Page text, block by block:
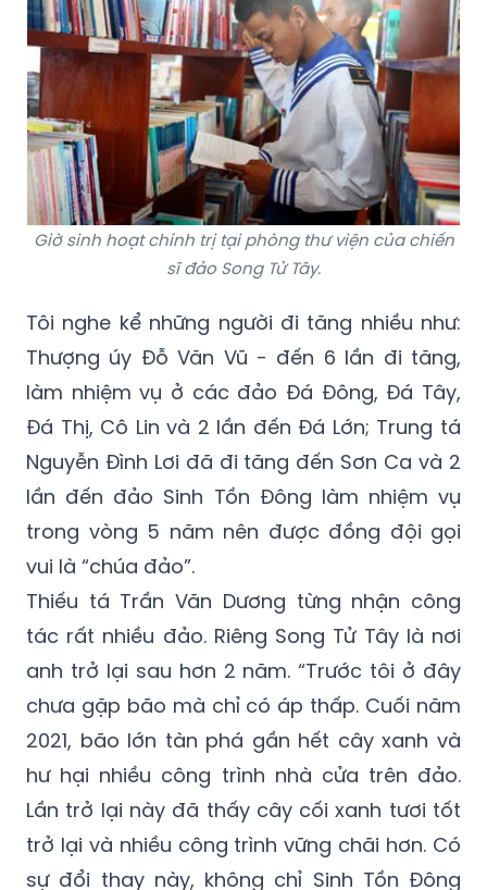
Giờ sinh hoạt chính trị tại phòng thư viện của chiến
sĩ đảo Song Tử Tây.
Tôi nghe kể những người đi tăng nhiều như:
Thượng úy Đỗ Văn Vũ - đến 6 lần đi tăng,
làm nhiệm vụ ở các đảo Đá Đông, Đá Tây,
Đá Thị, Cô Lin và 2 lần đến Đá Lớn; Trung tá
Nguyễn Đình Lơi đã đi tăng đến Sơn Ca và 2
lần đến đảo Sinh Tồn Đông làm nhiệm vụ
trong vòng 5 năm nên được đồng đội gọi
vui là “chúa đảo”.
Thiếu tá Trần Văn Dương từng nhận công
tác rất nhiều đảo. Riêng Song Tử Tây là nơi
anh trở lại sau hơn 2 năm. “Trước tôi ở đây
chưa gặp bão mà chỉ có áp thấp. Cuối năm
2021, bão lớn tàn phá gần hết cây xanh và
hư hại nhiều công trình nhà cửa trên đảo.
Lần trở lại này đã thấy cây cối xanh tươi tốt
trở lại và nhiều công trình vững chãi hơn. Có
sự đổi thay này, không chỉ Sinh Tồn Đông